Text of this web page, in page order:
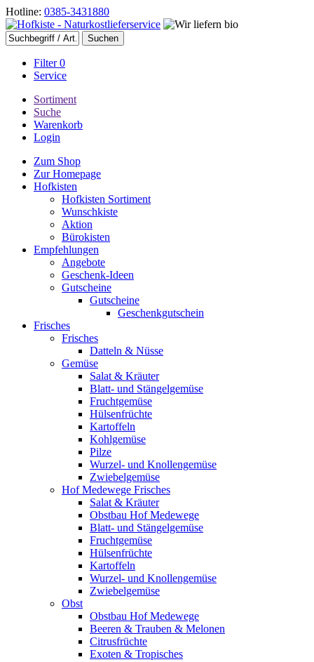
Hotline: 0385-3431880
Filter0
Service
Sortiment
Suche
Warenkorb
Login
Zum Shop
Zur Homepage
Hofkisten
Hofkisten Sortiment
Wunschkiste
Aktion
Bürokisten
Empfehlungen
Angebote
Geschenk-Ideen
Gutscheine
Gutscheine
Geschenkgutschein
Frisches
Frisches
Datteln & Nüsse
Gemüse
Salat & Kräuter
Blatt- und Stängelgemüse
Fruchtgemüse
Hülsenfrüchte
Kartoffeln
Kohlgemüse
Pilze
Wurzel- und Knollengemüse
Zwiebelgemüse
Hof Medewege Frisches
Salat & Kräuter
Obstbau Hof Medewege
Blatt- und Stängelgemüse
Fruchtgemüse
Hülsenfrüchte
Kartoffeln
Wurzel- und Knollengemüse
Zwiebelgemüse
Obst
Obstbau Hof Medewege
Beeren & Trauben & Melonen
Citrusfrüchte
Exoten & Tropisches